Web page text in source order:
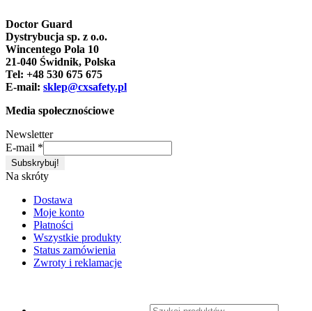
Doctor Guard
Dystrybucja sp. z o.o.
Wincentego Pola 10
21-040 Świdnik, Polska
Tel: +48 530 675 675
E-mail: sklep@cxsafety.pl
Media społecznościowe
Newsletter
E-mail *
Na skróty
Dostawa
Moje konto
Płatności
Wszystkie produkty
Status zamówienia
Zwroty i reklamacje